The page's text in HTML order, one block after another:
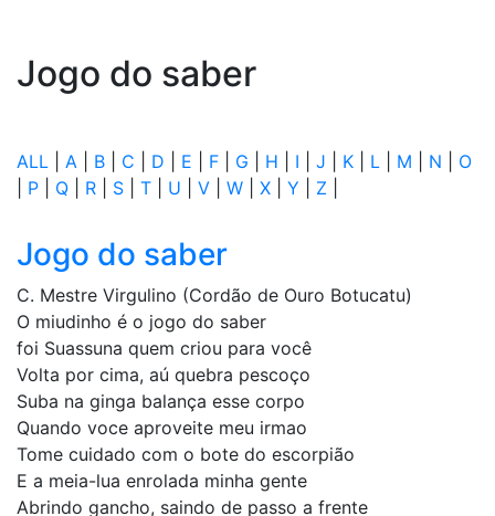
Jogo do saber
ALL A B C D E F G H I J K L M N
O
P Q R S T U V W X Y Z
Jogo do saber
C. Mestre Virgulino (Cordão de Ouro Botucatu)
O miudinho é o jogo do saber
foi Suassuna quem criou para você
Volta por cima, aú quebra pescoço
Suba na ginga balança esse corpo
Quando voce aproveite meu irmao
Tome cuidado com o bote do escorpião
E a meia-lua enrolada minha gente
Abrindo gancho, saindo de passo a frente